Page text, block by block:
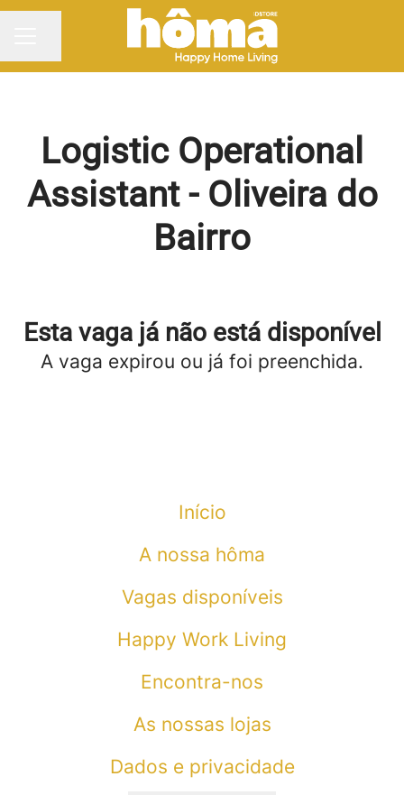
MENU DE CARREIRAS
Partilhar página
Logistic Operational
Assistant - Oliveira do
Bairro
Esta vaga já não está disponível
A vaga expirou ou já foi preenchida.
Início
A nossa hôma
Vagas disponíveis
Happy Work Living
Encontra-nos
As nossas lojas
Dados e privacidade